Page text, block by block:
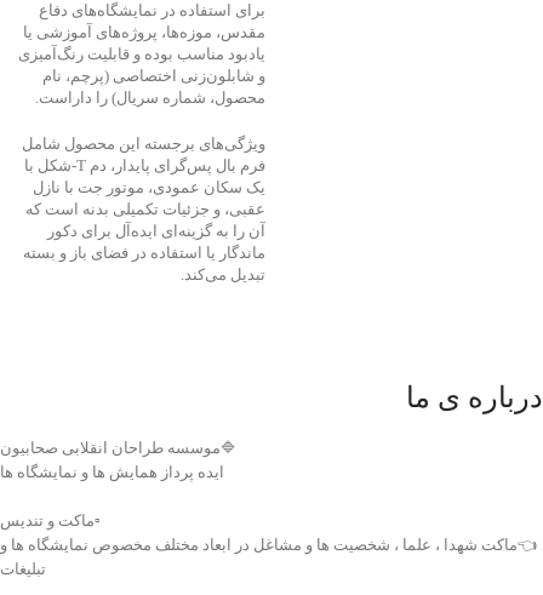
برای استفاده در نمایشگاه‌های دفاع
مقدس، موزه‌ها، پروژه‌های آموزشی یا
یادبود مناسب بوده و قابلیت رنگ‌آمیزی
و شابلون‌زنی اختصاصی (پرچم، نام
محصول، شماره سریال) را داراست.
ویژگی‌های برجسته این محصول شامل
فرم بال پس‌گرای پایدار، دم T‑شکل با
یک سکان عمودی، موتور جت با نازل
عقبی، و جزئیات تکمیلی بدنه است که
آن را به گزینه‌ای ایده‌آل برای دکور
ماندگار یا استفاده در فضای باز و بسته
تبدیل می‌کند.
درباره ی ما
🔷موسسه طراحان انقلابی صحابیون
ایده پرداز همایش ها و نمایشگاه ها
▫️ماکت و تندیس
👈ماکت شهدا ، علما ، شخصیت ها و مشاغل در ابعاد مختلف مخصوص نمایشگاه ها و
تبلیغات